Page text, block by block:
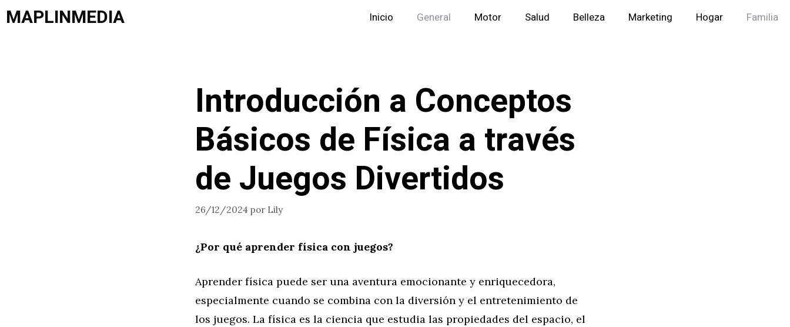
Saltar
alMAPLINMEDIA Inicio General Motor Salud Belleza Marketing Hogar Familia
Introducción a Conceptos
Básicos de Física a través
de Juegos Divertidos
26/12/2024 por Lily
¿Por qué aprender física con juegos?
Aprender física puede ser una aventura emocionante y enriquecedora,
especialmente cuando se combina con la diversión y el entretenimiento de
los juegos. La física es la ciencia que estudia las propiedades del espacio, el